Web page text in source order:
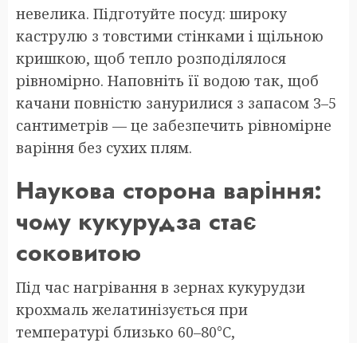
невелика. Підготуйте посуд: широку
каструлю з товстими стінками і щільною
кришкою, щоб тепло розподілялося
рівномірно. Наповніть її водою так, щоб
качани повністю занурилися з запасом 3–5
сантиметрів — це забезпечить рівномірне
варіння без сухих плям.
Наукова сторона варіння:
чому кукурудза стає
соковитою
Під час нагрівання в зернах кукурудзи
крохмаль желатинізується при
температурі близько 60–80°C,